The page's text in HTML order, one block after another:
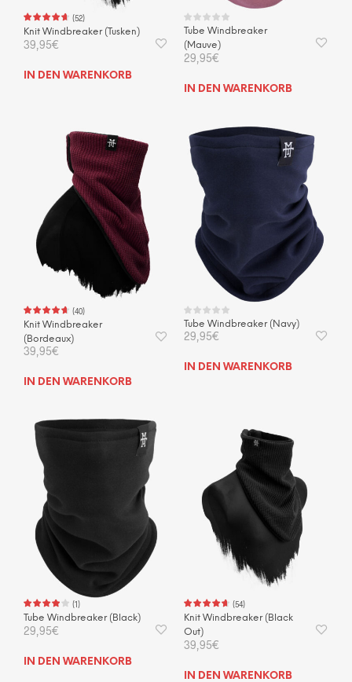
(52)
Knit Windbreaker (Tusken)
39,95€
IN DEN WARENKORB
Tube Windbreaker
(Mauve)
29,95€
IN DEN WARENKORB
(40)
Knit Windbreaker
(Bordeaux)
39,95€
IN DEN WARENKORB
Tube Windbreaker (Navy)
29,95€
IN DEN WARENKORB
(1)
Tube Windbreaker (Black)
29,95€
IN DEN WARENKORB
(54)
Knit Windbreaker (Black
Out)
39,95€
IN DEN WARENKORB